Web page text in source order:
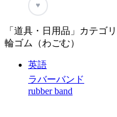
♥
「道具・日用品」カテゴ
輪ゴム（わごむ）
英語
ラバーバンド
rubber band